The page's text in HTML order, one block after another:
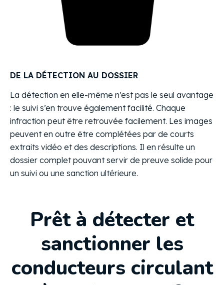
DE LA DÉTECTION AU DOSSIER
La détection en elle-même n’est pas le seul avantage
: le suivi s’en trouve également facilité. Chaque
infraction peut être retrouvée facilement. Les images
peuvent en outre être complétées par de courts
extraits vidéo et des descriptions. Il en résulte un
dossier complet pouvant servir de preuve solide pour
un suivi ou une sanction ultérieure.
Prêt à détecter et
sanctionner les
conducteurs circulant